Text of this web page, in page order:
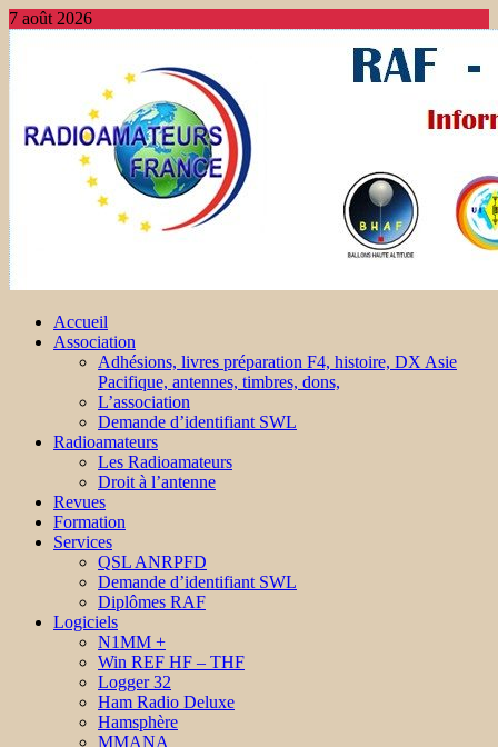
7 août 2026
Accueil
Association
Adhésions, livres préparation F4, histoire, DX Asie
Pacifique, antennes, timbres, dons,
L’association
Demande d’identifiant SWL
Radioamateurs
Les Radioamateurs
Droit à l’antenne
Revues
Formation
Services
QSL ANRPFD
Demande d’identifiant SWL
Diplômes RAF
Logiciels
N1MM +
Win REF HF – THF
Logger 32
Ham Radio Deluxe
Hamsphère
MMANA